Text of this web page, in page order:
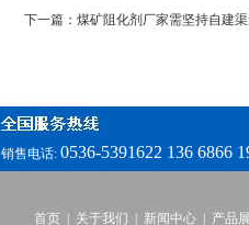
下一篇： 煤矿阻化剂厂家需坚持自建
销售电话: 0536-5391622 136 6866
首页 关于我们 新闻中心 产品